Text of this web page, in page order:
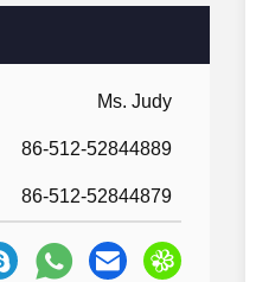
Winch
Kabel
Ms. Judy
86-512-52844889
86-512-52844879